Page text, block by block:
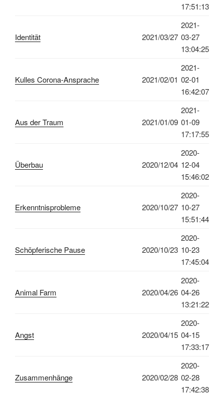
17:51:13
Identität 2021/03/27
2021-
03-27
13:04:25
Kulles Corona-Ansprache 2021/02/01
2021-
02-01
16:42:07
Aus der Traum 2021/01/09
2021-
01-09
17:17:55
Überbau 2020/12/04
2020-
12-04
15:46:02
Erkenntnisprobleme 2020/10/27
2020-
10-27
15:51:44
Schöpferische Pause 2020/10/23
2020-
10-23
17:45:04
Animal Farm 2020/04/26
2020-
04-26
13:21:22
Angst 2020/04/15
2020-
04-15
17:33:17
Zusammenhänge 2020/02/28
2020-
02-28
17:42:38